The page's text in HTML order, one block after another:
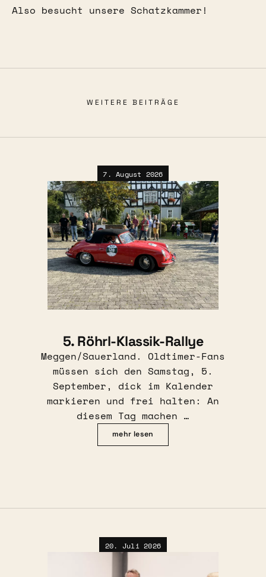
Also besucht unsere Schatzkammer!
WEITERE BEITRÄGE
7. August 2026
5. Röhrl-Klassik-Rallye
Meggen/Sauerland. Oldtimer-Fans
müssen sich den Samstag, 5.
September, dick im Kalender
markieren und frei halten: An
diesem Tag machen …
mehr lesen
20. Juli 2026